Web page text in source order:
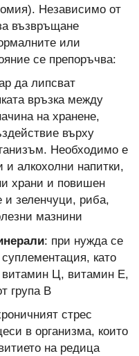
Независимо от
възвръщане
или
се препоръчва:
да липсват
връзка между
на хранене,
върху
Необходимо е
и алкохолни напитки,
храни и повишен
и зеленчуци, риба,
мазнини
: при нужда се
като
витамин Ц, витамин Е,
група В
стрес
в организма, които
на редица